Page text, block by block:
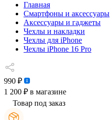
Главная
Смартфоны и аксессуары
Аксессуары и гаджеты
Чехлы и накладки
Чехлы для iPhone
Чехлы iPhone 16 Pro
990 ₽
1 200 ₽ в магазине
Товар под заказ